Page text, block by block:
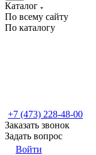
Каталог
По всему сайту
По каталогу
+7 (473) 228-48-00
Заказать звонок
Задать вопрос
Войти